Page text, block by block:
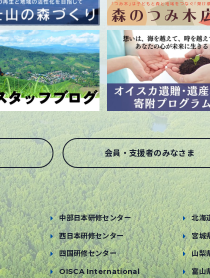
会員・支援者のみなさま
中部日本研修センター
西日本研修センター
四国研修センター
OISCA International
北海
宮城
山梨
富山